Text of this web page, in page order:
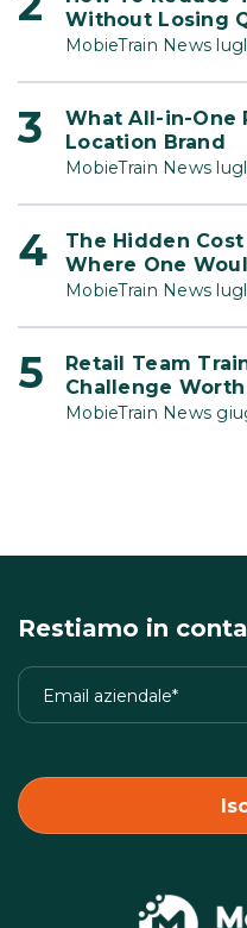
Without Losing
MobieTrain News
What All-in-One
Location Brand
MobieTrain News
The Hidden
Where One
MobieTrain News
Retail Team
Challenge
MobieTrain News
Restiamo in